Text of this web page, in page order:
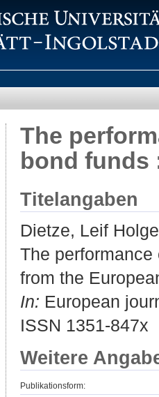
The
bond funds
Titelangaben
Dietze, Leif
The
from the
In: European
ISSN 1351-847x
Weitere
Publikationsform: